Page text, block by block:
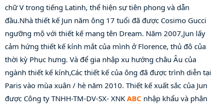
chữ V trong tiếng Latinh, thể hiện sự tiên phong và dẫn
đầu.Nhà thiết kế Jun năm ông 17 tuổi đã được Cosimo Gucci
ngưỡng mộ với thiết kế mang tên Dream. Năm 2007,Jun lấy
cảm hứng thiết kế kính mắt của mình ở Florence, thủ đô của
thời kỳ Phục hưng. Và để gia nhập xu hướng châu Âu của
ngành thiết kế kính,Các thiết kế của ông đã được trình diễn tại
Paris vào mùa xuân / hè năm 2010. Thiết kế xuất sắc của Jun
được Công ty TNHH-TM-DV-SX- XNK ABC nhập khẩu và phân